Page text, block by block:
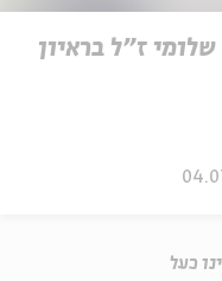
ז"ל בראיון
כעל